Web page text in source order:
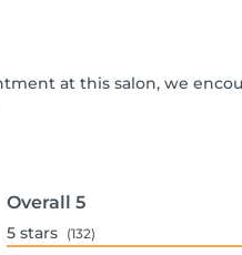
at this salon, we
Overall 5
5 stars (132)